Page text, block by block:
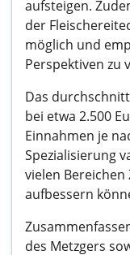
aufsteigen.
der
möglich und
Perspektiven zu
Das
bei etwa 2.500
Einnahmen je
Spezialisierung
vielen Bereichen
aufbessern
des Metzgers